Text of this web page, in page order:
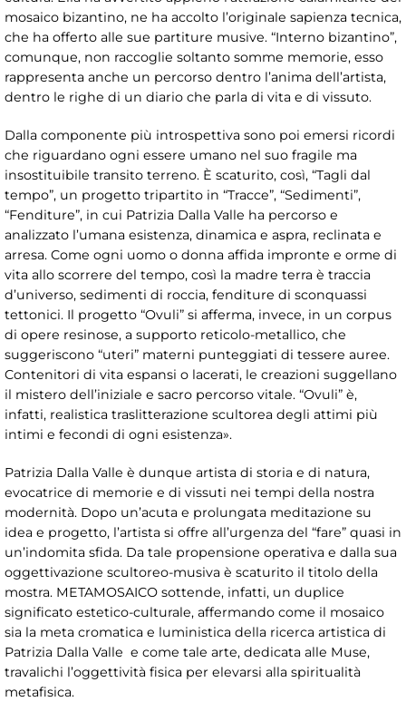
mosaico bizantino, ne ha accolto l’originale sapienza tecnica,
che ha offerto alle sue partiture musive. “Interno bizantino”,
comunque, non raccoglie soltanto somme memorie, esso
rappresenta anche un percorso dentro l’anima dell’artista,
dentro le righe di un diario che parla di vita e di vissuto.
Dalla componente più introspettiva sono poi emersi ricordi
che riguardano ogni essere umano nel suo fragile ma
insostituibile transito terreno. È scaturito, così, “Tagli dal
tempo”, un progetto tripartito in “Tracce”, “Sedimenti”,
“Fenditure”, in cui Patrizia Dalla Valle ha percorso e
analizzato l’umana esistenza, dinamica e aspra, reclinata e
arresa. Come ogni uomo o donna affida impronte e orme di
vita allo scorrere del tempo, così la madre terra è traccia
d’universo, sedimenti di roccia, fenditure di sconquassi
tettonici. Il progetto “Ovuli” si afferma, invece, in un corpus
di opere resinose, a supporto reticolo-metallico, che
suggeriscono “uteri” materni punteggiati di tessere auree.
Contenitori di vita espansi o lacerati, le creazioni suggellano
il mistero dell’iniziale e sacro percorso vitale. “Ovuli” è,
infatti, realistica traslitterazione scultorea degli attimi più
intimi e fecondi di ogni esistenza».
Patrizia Dalla Valle è dunque artista di storia e di natura,
evocatrice di memorie e di vissuti nei tempi della nostra
modernità. Dopo un’acuta e prolungata meditazione su
idea e progetto, l’artista si offre all’urgenza del “fare” quasi in
un’indomita sfida. Da tale propensione operativa e dalla sua
oggettivazione scultoreo-musiva è scaturito il titolo della
mostra. METAMOSAICO sottende, infatti, un duplice
significato estetico-culturale, affermando come il mosaico
sia la meta cromatica e luministica della ricerca artistica di
Patrizia Dalla Valle e come tale arte, dedicata alle Muse,
travalichi l’oggettività fisica per elevarsi alla spiritualità
metafisica.